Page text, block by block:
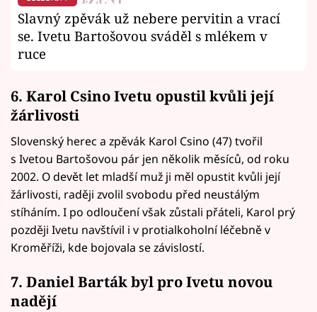
Slavný zpěvák už nebere pervitin a vrací
se. Ivetu Bartošovou sváděl s mlékem v
ruce
6. Karol Csino Ivetu opustil kvůli její
žárlivosti
Slovenský herec a zpěvák Karol Csino (47) tvořil
s Ivetou Bartošovou pár jen několik měsíců, od roku
2002. O devět let mladší muž ji měl opustit kvůli její
žárlivosti, raději zvolil svobodu před neustálým
stíháním. I po odloučení však zůstali přáteli, Karol prý
později Ivetu navštívil i v protialkoholní léčebně v
Kroměříži, kde bojovala se závislostí.
7. Daniel Barták byl pro Ivetu novou
nadějí